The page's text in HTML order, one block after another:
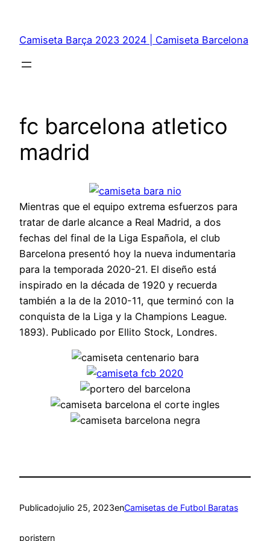
contenido
Camiseta Barça 2023 2024 | Camiseta Barcelona
fc barcelona atletico
madrid
Mientras que el equipo extrema esfuerzos para
tratar de darle alcance a Real Madrid, a dos
fechas del final de la Liga Española, el club
Barcelona presentó hoy la nueva indumentaria
para la temporada 2020-21. El diseño está
inspirado en la década de 1920 y recuerda
también a la de la 2010-11, que terminó con la
conquista de la Liga y la Champions League.
1893). Publicado por Ellito Stock, Londres.
Publicadojulio 25, 2023enCamisetas de Futbol Baratas
poristern